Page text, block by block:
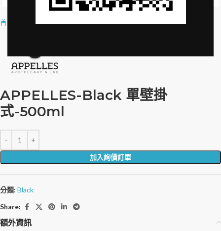
首頁
APPELLES-Black 單壁掛
式-500ml
加入詢價訂單
分類: Black
Share:
額外資訊